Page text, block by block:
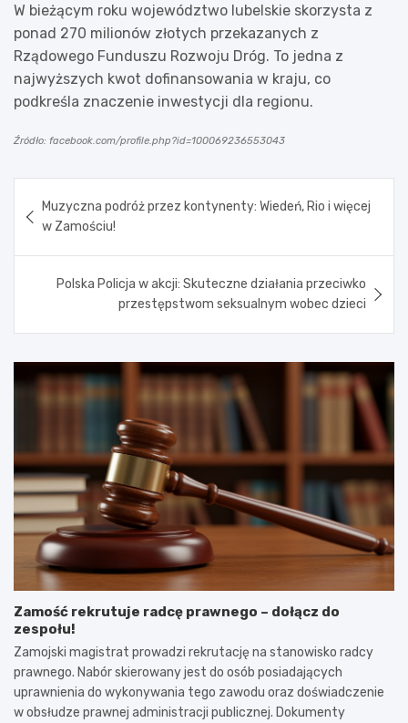
W bieżącym roku województwo lubelskie skorzysta z
ponad 270 milionów złotych przekazanych z
Rządowego Funduszu Rozwoju Dróg. To jedna z
najwyższych kwot dofinansowania w kraju, co
podkreśla znaczenie inwestycji dla regionu.
Źródło: facebook.com/profile.php?id=100069236553043
wpisu
Muzyczna podróż przez kontynenty: Wiedeń, Rio i więcej
w Zamościu!
Polska Policja w akcji: Skuteczne działania przeciwko
przestępstwom seksualnym wobec dzieci
Zamość rekrutuje radcę prawnego – dołącz do
zespołu!
Zamojski magistrat prowadzi rekrutację na stanowisko radcy
prawnego. Nabór skierowany jest do osób posiadających
uprawnienia do wykonywania tego zawodu oraz doświadczenie
w obsłudze prawnej administracji publicznej. Dokumenty